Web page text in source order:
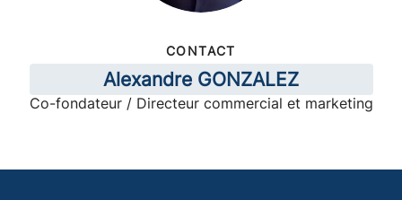
CONTACT
Alexandre GONZALEZ
Co-fondateur / Directeur commercial et marketing